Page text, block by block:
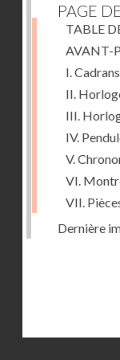
PAGE
TABLE
AVANT-
I.
II.
III.
IV.
V.
VI.
VII.
Dernière